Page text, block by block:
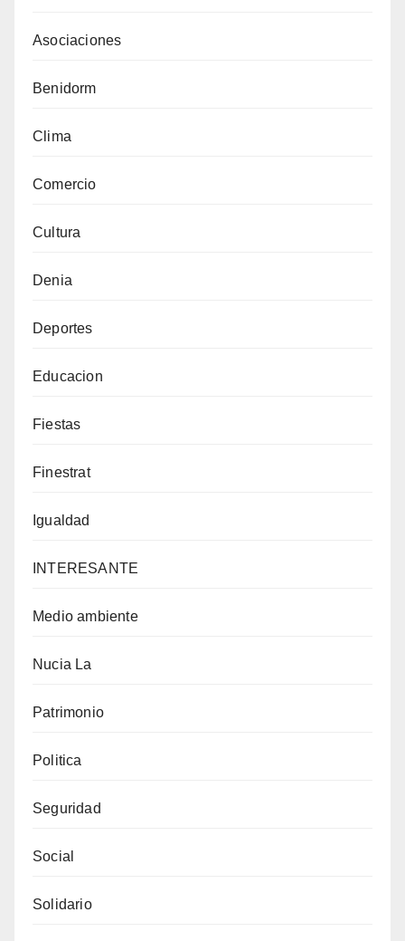
Asociaciones
Benidorm
Clima
Comercio
Cultura
Denia
Deportes
Educacion
Fiestas
Finestrat
Igualdad
INTERESANTE
Medio ambiente
Nucia La
Patrimonio
Politica
Seguridad
Social
Solidario